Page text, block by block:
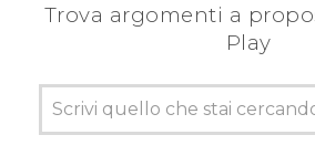
Trova argomenti a
Play